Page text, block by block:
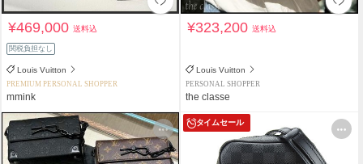
¥469,000送料込
関税負担なし
Louis Vuitton
PREMIUM PERSONAL SHOPPER
mmink
¥323,200送料込
Louis Vuitton
PERSONAL SHOPPER
the classe
タイムセール